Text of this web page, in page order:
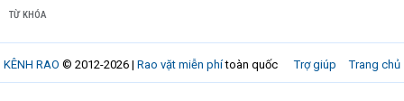
TỪ KHÓA
Trợ giúp Trang chủ
KÊNH RAO © 2012-2026 | Rao vặt miễn phítoàn quốc